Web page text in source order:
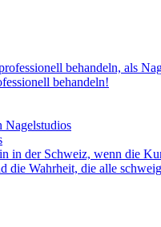
behandeln!
Nagelstudios
die Wahrheit, die alle